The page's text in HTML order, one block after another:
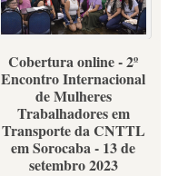
Fotos: Renata Rocha
Cobertura online - 2º
Encontro Internacional
de Mulheres
Trabalhadores em
Transporte da CNTTL
em Sorocaba - 13 de
setembro 2023